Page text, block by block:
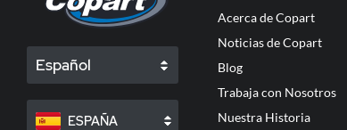
Español
ESPAÑA
Acerca de Copart
Noticias de Copart
Blog
Trabaja con Nosotros
Nuestra Historia